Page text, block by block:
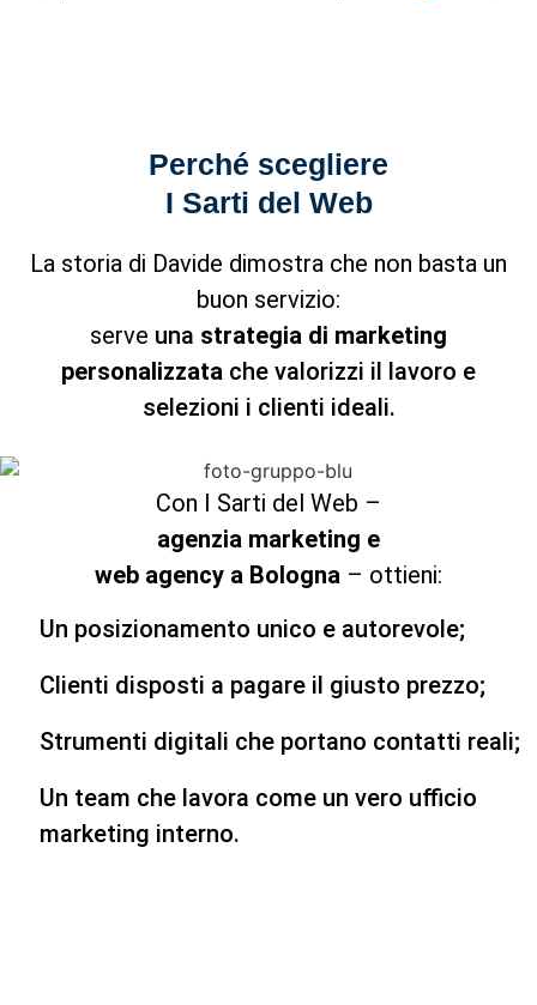
Perché scegliere
I Sarti del Web
La storia di Davide dimostra che non basta un
buon servizio:
serve una strategia di marketing
personalizzata che valorizzi il lavoro e
selezioni i clienti ideali.
Con I Sarti del Web –
agenzia marketing e
web agency a Bologna – ottieni:
Un posizionamento unico e autorevole;
Clienti disposti a pagare il giusto prezzo;
Strumenti digitali che portano contatti reali;
Un team che lavora come un vero ufficio
marketing interno.